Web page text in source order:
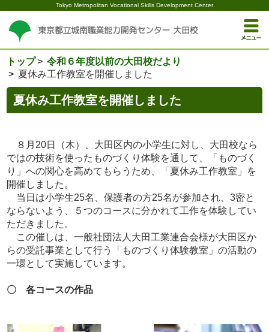
Tokyo Metropolitan Vocational Skills Development Center
トップ
令和６年度以前の大田校だより
夏休み工作教室を開催しました
夏休み工作教室を開催しました
８月20日（木）、大田区内の小学生に対し、大田校なら
ではの技術を使ったものづくり体験を通して、「ものづく
り」への関心を高めてもらうため、「夏休み工作教室」を
開催しました。
当日は小学生25名、保護者の方25名が参加され、3密と
ならないよう、５つのコースに分かれて工作を体験してい
ただきました。
この催しは、一般社団法人大田工業連合会様が大田区か
らの受託事業として行う「ものづくり体験教室」の活動の
一環として実施しています。
〇 各コースの作品